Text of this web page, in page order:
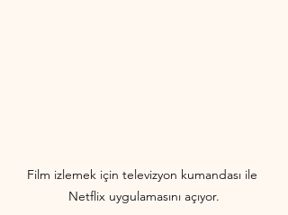
Film izlemek için televizyon kumandası ile
Netflix uygulamasını açıyor.